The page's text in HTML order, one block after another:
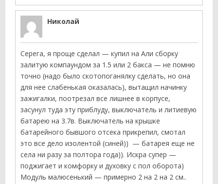
Николай
Серега, я проще сделал — купил на Али сборку
залитую компаундом за 1.5 или 2 бакса — не помню
точно (надо было скотопоганялку сделать, но она
для нее слабенькая оказалась), вытащил начинку
зажигалки, поотрезал все лишнее в корпусе,
засунул туда эту приблуду, выключатель и литиевую
батарею на 3.7в. Выключатель на крышке
батарейного бывшого отсека прикрепил, смотал
это все дело изолентой (синей)) — батарея еще не
села ни разу за полтора года)). Искра супер —
поджигает и комфорку и духовку с пол оборота)
Модуль малюсенький — примерно 2 на 2 на 2 см..